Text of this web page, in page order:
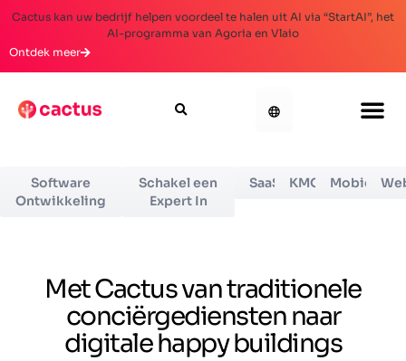
Cactus kan uw bedrijf helpen voordeel te halen uit AI via “StartAI”, het
AI-programma van Agoria en Vlaio
Ontdek meer
Software
Ontwikkeling
Schakel een
Expert In
SaaS KMO Mobiel
Met Cactus van traditionele
conciërgediensten naar
digitale happy buildings